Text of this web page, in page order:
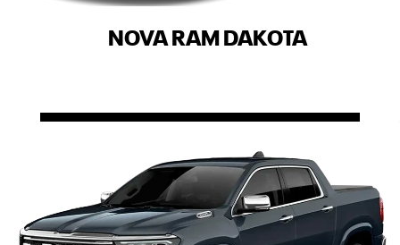
NOVA RAM DAKOTA